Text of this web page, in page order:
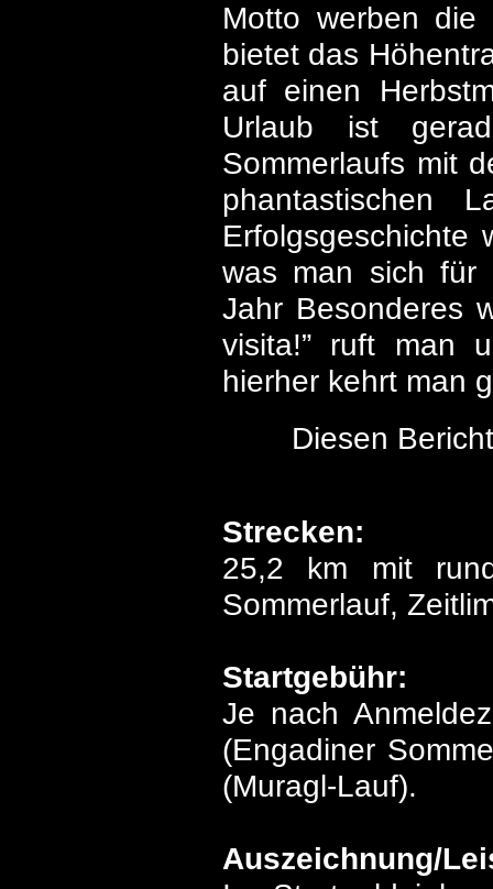
Motto werben
bietet das
auf einen
Urlaub ist
Sommerlaufs mit
phantastischen
Erfolgsgeschichte
was man sich für
Jahr Besonderes
visita!” ruft man
hierher kehrt man
Diesen
Strecken:
25,2 km mit
Sommerlauf,
Startgebühr:
Je nach
(Engadiner
(Muragl-Lauf).
Auszeichnung/